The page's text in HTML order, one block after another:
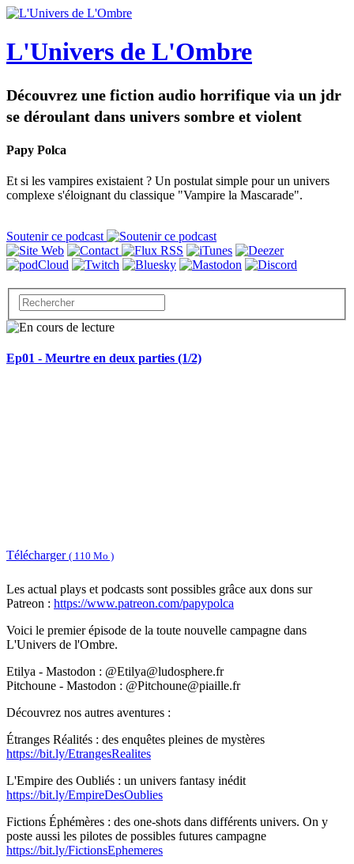
L'Univers de L'Ombre
Découvrez une fiction audio horrifique via un jdr
se déroulant dans univers sombre et violent
Papy Polca
Et si les vampires existaient ? Un postulat simple pour un univers
complexe s'éloignant du classique "Vampire la Mascarade".
Soutenir ce podcast
Ep01 - Meurtre en deux parties (1/2)
Télécharger ( 110 Mo )
Les actual plays et podcasts sont possibles grâce aux dons sur
Patreon : https://www.patreon.com/papypolca
Voici le premier épisode de la toute nouvelle campagne dans
L'Univers de l'Ombre.
Etilya - Mastodon : @Etilya@ludosphere.fr
Pitchoune - Mastodon : @Pitchoune@piaille.fr
Découvrez nos autres aventures :
Étranges Réalités : des enquêtes pleines de mystères
https://bit.ly/EtrangesRealites
L'Empire des Oubliés : un univers fantasy inédit
https://bit.ly/EmpireDesOublies
Fictions Éphémères : des one-shots dans différents univers. On y
poste aussi les pilotes de possibles futures campagne
https://bit.ly/FictionsEphemeres